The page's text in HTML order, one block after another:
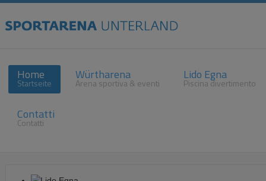
Home
Startseite
Würtharena
Arena sportiva & eventi
Lido Egna
Piscina divertimento
Contatti
Contatti